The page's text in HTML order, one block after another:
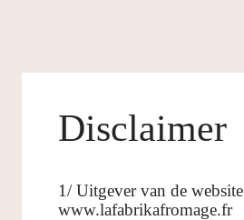
Disclaimer
1/ Uitgever van de website
www.lafabrikafromage.fr